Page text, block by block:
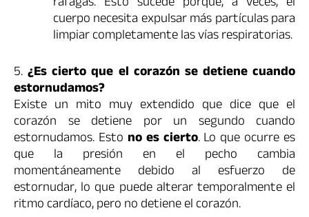
cuerpo necesita expulsar más partículas para
limpiar completamente las vías respiratorias.
5.¿Es cierto que el corazón se detiene cuando
estornudamos?
Existe un mito muy extendido que dice que el
corazón se detiene por un segundo cuando
estornudamos. Esto no es cierto. Lo que ocurre es
que la presión en el pecho cambia
momentáneamente debido al esfuerzo de
estornudar, lo que puede alterar temporalmente el
ritmo cardíaco, pero no detiene el corazón.